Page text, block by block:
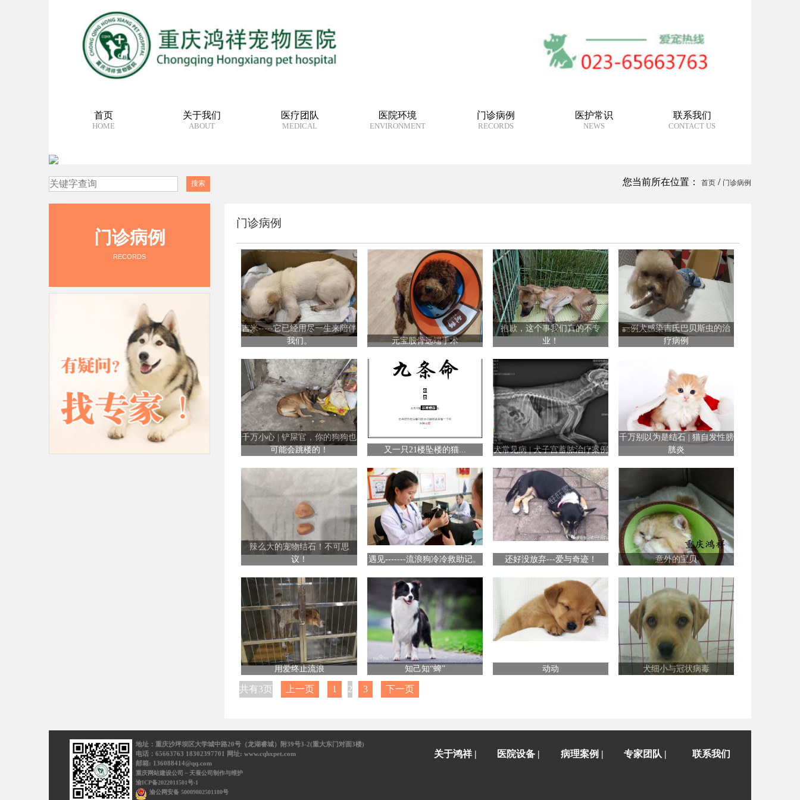
首页
HOME
关于我们
ABOUT
医疗团队
MEDICAL
医院环境
ENVIRONMENT
门诊病例
RECORDS
医护常识
NEWS
联系我们
CONTACT US
您当前所在位置： 首页 / 门诊病例
门诊病例
RECORDS
门诊病例
吉米-----它已经用尽一生来陪伴
我们。
元宝股骨远端手术
抱歉，这个事我们真的不专
业！
一例犬感染吉氏巴贝斯虫的治
疗病例
千万小心 | 铲屎官，你的狗狗也
可能会跳楼的！
又一只21楼坠楼的猫... 犬常见病 | 犬子宫蓄脓治疗案例
千万别以为是结石 | 猫自发性膀
胱炎
辣么大的宠物结石！不可思
议！
遇见-------流浪狗冷冷救助记。 还好没放弃---爱与奇迹！ 意外的宝贝
用爱终止流浪 知己知“蜱” 动动 犬细小与冠状病毒
共有3页 上一页 1 2 3 下一页
地址：重庆沙坪坝区大学城中路20号（龙湖睿城）附39号3-2(重大东门对面3楼)
电话：65663763 18302397701 网址: www.cqhxpet.com
邮箱: 136088414@qq.com
重庆网站建设公司－天蚕公司制作与维护
渝ICP备2022011501号-1
渝公网安备 50009802501180号
关于鸿祥 | 医院设备 | 病理案例 | 专家团队 | 联系我们